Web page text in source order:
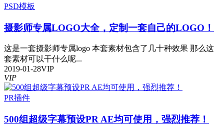
PSD模板
摄影师专属LOGO大全，定制一套自己的LOGO！
这是一套摄影师专属logo 本套素材包含了几十种效果 那么这
套素材可以干什么呢...
2019-01-28VIP
VIP
PR插件
500组超级字幕预设PR AE均可使用，强烈推荐！